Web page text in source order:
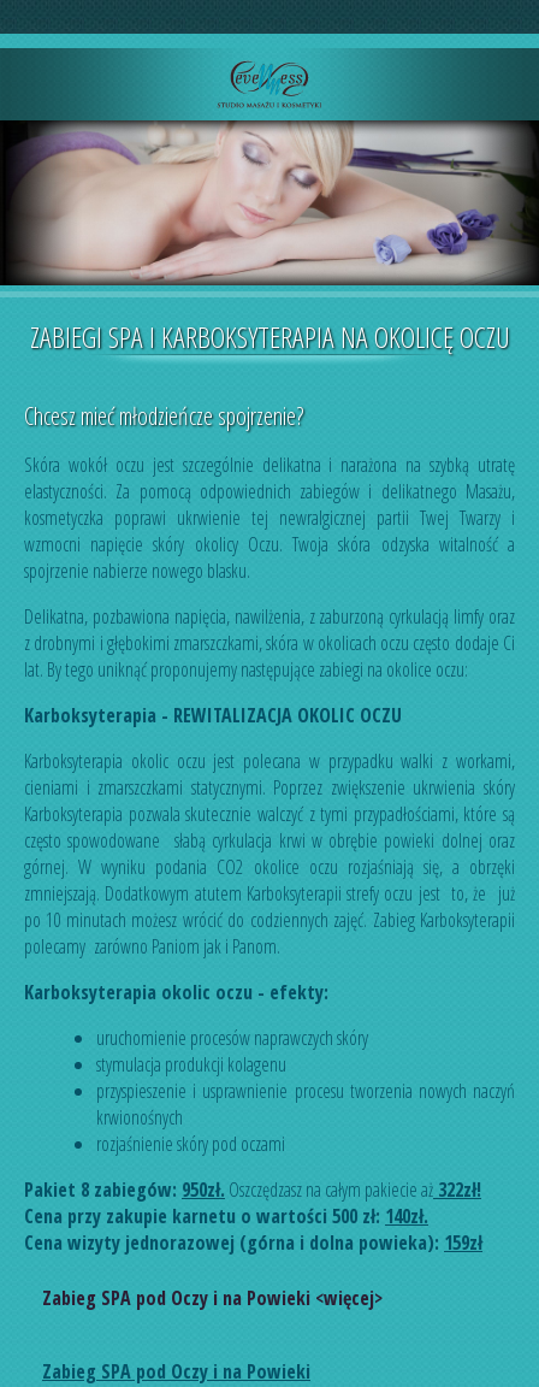
ZABIEGI SPA I KARBOKSYTERAPIA NA OKOLICĘ OCZU
Chcesz mieć młodzieńcze spojrzenie?
Skóra wokół oczu jest szczególnie delikatna i narażona na szybką utratę
elastyczności. Za pomocą odpowiednich zabiegów i delikatnego Masażu,
kosmetyczka poprawi ukrwienie tej newralgicznej partii Twej Twarzy i
wzmocni napięcie skóry okolicy Oczu. Twoja skóra odzyska witalność a
spojrzenie nabierze nowego blasku.
Delikatna, pozbawiona napięcia, nawilżenia, z zaburzoną cyrkulacją limfy oraz
z drobnymi i głębokimi zmarszczkami, skóra w okolicach oczu często dodaje Ci
lat. By tego uniknąć proponujemy następujące zabiegi na okolice oczu:
Karboksyterapia - REWITALIZACJA OKOLIC OCZU
Karboksyterapia okolic oczu jest polecana w przypadku walki z workami,
cieniami i zmarszczkami statycznymi. Poprzez zwiększenie ukrwienia skóry
Karboksyterapia pozwala skutecznie walczyć z tymi przypadłościami, które są
często spowodowane słabą cyrkulacja krwi w obrębie powieki dolnej oraz
górnej. W wyniku podania CO2 okolice oczu rozjaśniają się, a obrzęki
zmniejszają. Dodatkowym atutem Karboksyterapii strefy oczu jest to, że już
po 10 minutach możesz wrócić do codziennych zajęć. Zabieg Karboksyterapii
polecamy zarówno Paniom jak i Panom.
Karboksyterapia okolic oczu - efekty:
uruchomienie procesów naprawczych skóry
stymulacja produkcji kolagenu
przyspieszenie i usprawnienie procesu tworzenia nowych naczyń
krwionośnych
rozjaśnienie skóry pod oczami
Pakiet 8 zabiegów: 950zł. Oszczędzasz na całym pakiecie aż 322zł!
Cena przy zakupie karnetu o wartości 500 zł: 140zł.
Cena wizyty jednorazowej (górna i dolna powieka): 159zł
Zabieg SPA pod Oczy i na Powieki <więcej>
Zabieg SPA pod Oczy i na Powieki